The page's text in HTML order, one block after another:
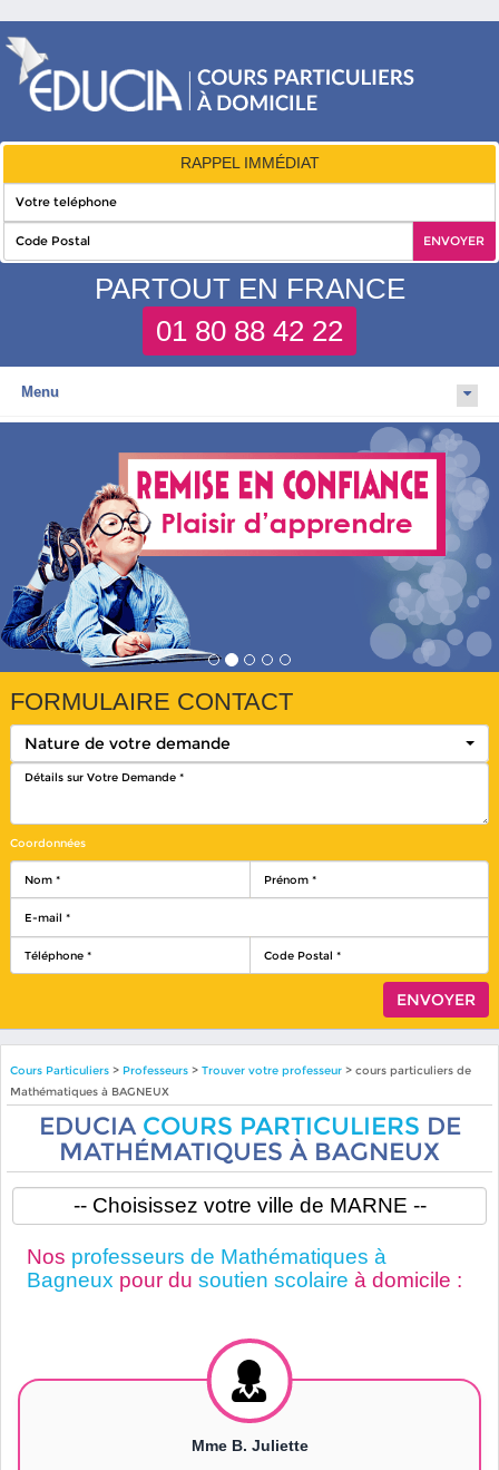
RAPPEL IMMÉDIAT
PARTOUT EN FRANCE
01 80 88 42 22
Menu
FORMULAIRE CONTACT
Nature de votre demande
Coordonnées
Cours Particuliers> Professeurs > Trouver votre professeur> cours particuliers de
Mathématiques à BAGNEUX
EDUCIA COURS PARTICULIERS DE
MATHÉMATIQUES À BAGNEUX
Nos professeurs de Mathématiques à
Bagneux pour du soutien scolaire à domicile :
Mme B. Juliette